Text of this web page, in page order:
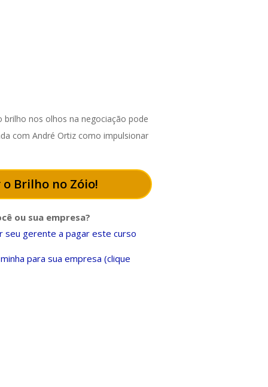
brilho nos olhos na negociação pode
com André Ortiz como impulsionar
Brilho no Zóio!
ou sua empresa?
seu gerente a pagar este curso
para sua empresa (clique